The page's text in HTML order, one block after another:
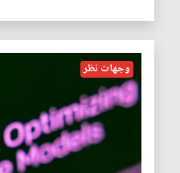
وجهات نظر